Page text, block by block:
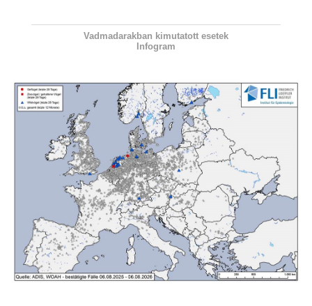
Vadmadarakban kimutatott esetek
Infogram